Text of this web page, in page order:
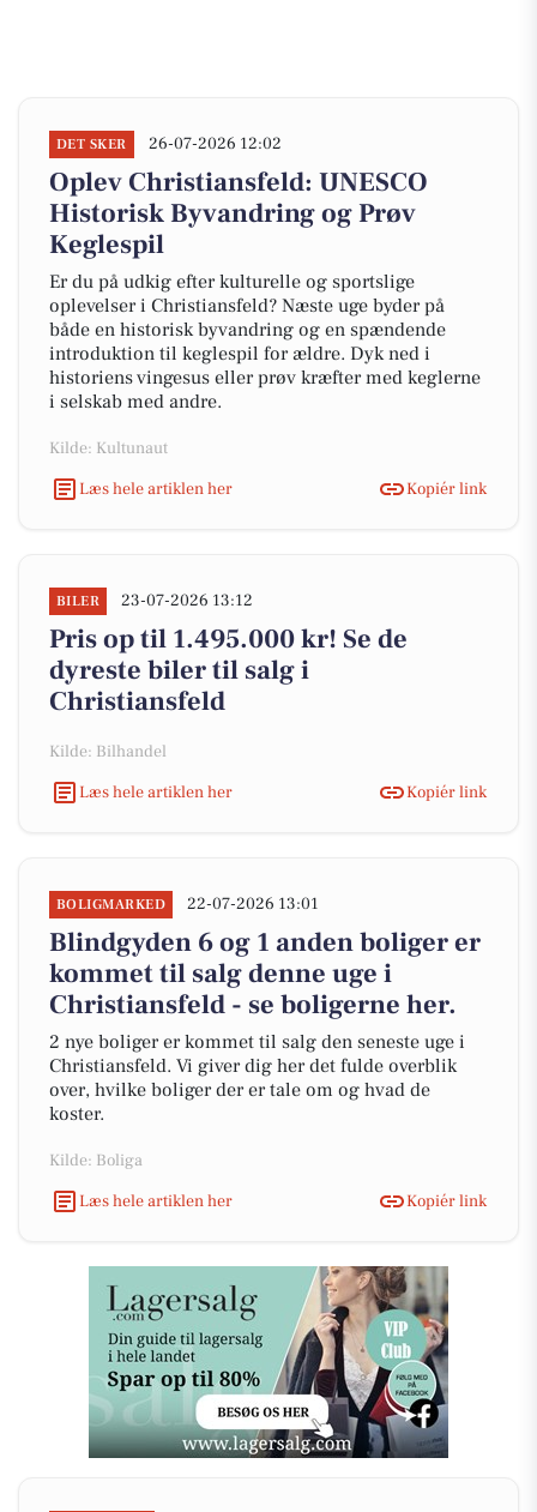
DET SKER 26-07-2026 12:02
Oplev Christiansfeld: UNESCO
Historisk Byvandring og Prøv
Keglespil
Er du på udkig efter kulturelle og sportslige
oplevelser i Christiansfeld? Næste uge byder på
både en historisk byvandring og en spændende
introduktion til keglespil for ældre. Dyk ned i
historiens vingesus eller prøv kræfter med keglerne
i selskab med andre.
Kilde: Kultunaut
Læs hele artiklen her
Kopiér link
BILER 23-07-2026 13:12
Pris op til 1.495.000 kr! Se de
dyreste biler til salg i
Christiansfeld
Kilde: Bilhandel
Læs hele artiklen her
Kopiér link
BOLIGMARKED 22-07-2026 13:01
Blindgyden 6 og 1 anden boliger er
kommet til salg denne uge i
Christiansfeld - se boligerne her.
2 nye boliger er kommet til salg den seneste uge i
Christiansfeld. Vi giver dig her det fulde overblik
over, hvilke boliger der er tale om og hvad de
koster.
Kilde: Boliga
Læs hele artiklen her
Kopiér link